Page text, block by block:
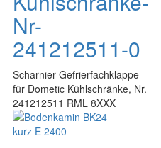
Nr-
241212511-0
Scharnier Gefrierfachklappe
für Dometic Kühlschränke, Nr.
241212511 RML 8XXX